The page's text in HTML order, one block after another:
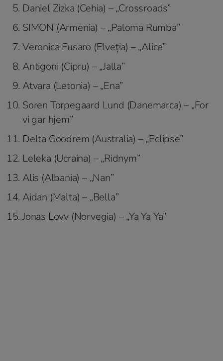
Daniel Zizka (Cehia) – „Crossroads”
SIMON (Armenia) – „Paloma Rumba”
Veronica Fusaro (Elveția) – „Alice”
Antigoni (Cipru) – „Jalla”
Atvara (Letonia) – „Ena”
Soren Torpegaard Lund (Danemarca) – „For
vi gar hjem”
Delta Goodrem (Australia) – „Eclipse”
Leleka (Ucraina) – „Ridnym”
Alis (Albania) – „Nan”
Aidan (Malta) – „Bella”
Jonas Lovv (Norvegia) – „Ya Ya Ya”